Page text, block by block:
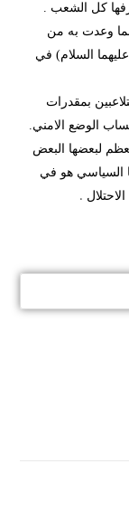
كل الشعب .
بما وعدت به من
السلام) في
بمقدرات
الوضع الامني.
لبعضها البعض
السياسي هو في
.